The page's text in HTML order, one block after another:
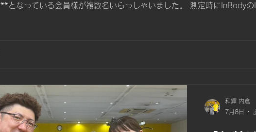
だけでなく、
日：毎週土
**となっている会員様が複数名いらっしゃいました。 測定時にInBodyの
InBody測定結果 の2枚をスタッフへご提出いただくか、公式LINEへ写
ッシュバックの手続きをさせていただきます。 ご不明な点がござい
和輝 内倉
7月8日